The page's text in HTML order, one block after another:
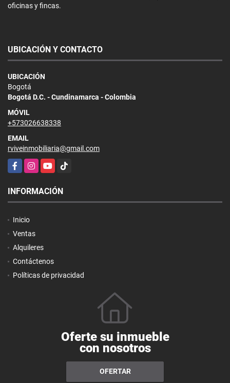
oficinas y fincas.
UBICACIÓN Y CONTACTO
UBICACIÓN
Bogotá
Bogotá D.C. - Cundinamarca - Colombia
MÓVIL
+573026638338
EMAIL
rviveinmobiliaria@gmail.com
FacebookInstagramYouTubeTikTok
INFORMACIÓN
Inicio
Ventas
Alquileres
Contáctenos
Políticas de privacidad
Oferte su inmueble
con nosotros
OFERTAR